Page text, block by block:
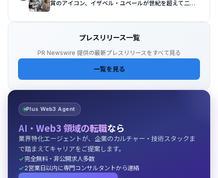
賞のアイコン、イザベル・ユペールが世紀を超えて二人
影
プレスリリース一覧
PR Newswire 提供の最新プレスリリースをすべて見る
一覧を見る
Plus Web3 Agent
AI・Web3 領域の転職なら
業界特化エージェントが、企業のカルチャー・技術スタックま
で踏まえてキャリアをご提案します。
完全無料・非公開求人多数
2営業日以内に専門コンサルタントから連絡